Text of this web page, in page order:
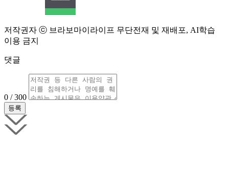
저작권자 ⓒ 브라보마이라이프 무단전재 및 재배포, AI학습
이용 금지
댓글
0 / 300